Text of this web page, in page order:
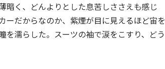
暗く、どんよりとした息苦しささえも感じ
ーだからなのか、紫煙が目に見えるほど宙を
濡らした。スーツの袖で涙をこすり、どう